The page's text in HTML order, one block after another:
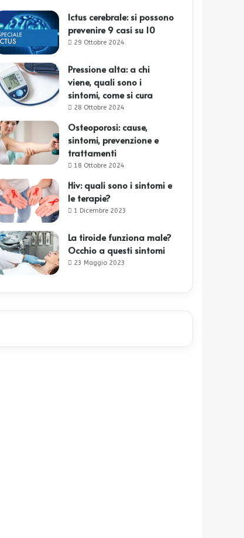
Ictus cerebrale: si possono
prevenire 9 casi su 10
29 Ottobre 2024
Pressione alta: a chi
viene, quali sono i
sintomi, come si cura
28 Ottobre 2024
Osteoporosi: cause,
sintomi, prevenzione e
trattamenti
18 Ottobre 2024
Hiv: quali sono i sintomi e
le terapie?
1 Dicembre 2023
La tiroide funziona male?
Occhio a questi sintomi
23 Maggio 2023